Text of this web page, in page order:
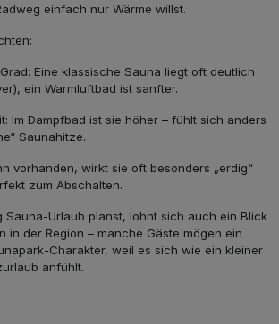
einfach nur Wärme willst.
Eine klassische Sauna liegt oft deutlich
ein Warmluftbad ist sanfter.
Im Dampfbad ist sie höher – fühlt sich anders
Saunahitze.
vorhanden, wirkt sie oft besonders „erdig“
zum Abschalten.
Sauna‑Urlaub planst, lohnt sich auch ein Blick
in der Region – manche Gäste mögen ein
weil es sich wie ein kleiner
anfühlt.